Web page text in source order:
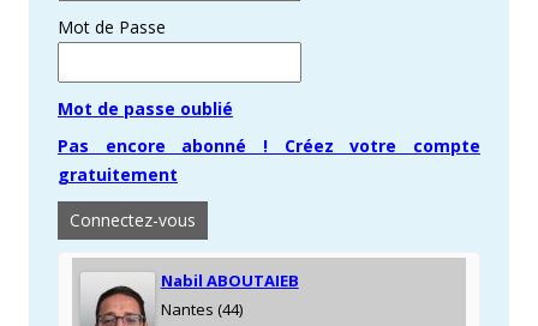
Mot de Passe
Mot de passe oublié
Pas encore abonné ! Créez votre compte
gratuitement
Nabil ABOUTAIEB
Nantes (44)